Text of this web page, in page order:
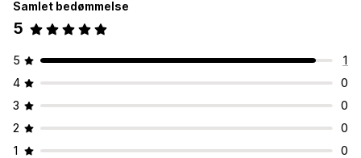
Samlet bedømmelse
5
5
1
4
0
3
0
2
0
1
0